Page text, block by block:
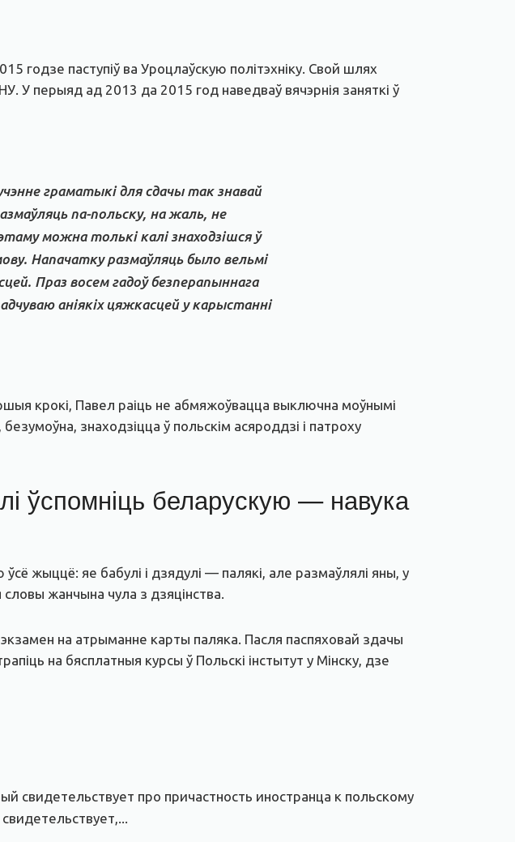
годзе паступіў ва Уроцлаўскую політэхніку. Свой шлях
У перыяд ад 2013 да 2015 год наведваў вячэрнія заняткі ў
граматыкі для сдачы так знавай
па-польску, на жаль, не
можна толькі калі знаходзішся ў
Напачатку размаўляць было вельмі
Праз восем гадоў безперапыннага
аніякіх цяжкасцей у карыстанні
крокі, Павел раіць не абмяжоўвацца выключна моўнымі
знаходзіцца ў польскім асяроддзі і патроху
ўспомніць беларускую — навука
жыццё: яе бабулі і дзядулі — палякі, але размаўлялі яны, у
жанчына чула з дзяцінства.
на атрыманне карты паляка. Пасля паспяховай здачы
на бясплатныя курсы ў Польскі інстытут у Мінску, дзе
свидетельствует про причастность иностранца к польскому